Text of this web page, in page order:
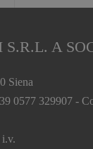
A
Siena
0577 329907 -